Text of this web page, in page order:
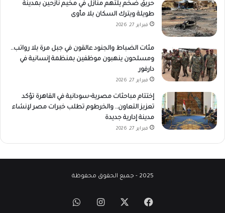
حريق ضخم يلتهم منازل في مخيم نازحين بمدينة
طويلة ويترك السكان بلا مأوى
فبراير 27, 2026
مئات الضباط والجنود عالقون في جبل مرة بلا رواتب..
ومسلحون ينهبون موظفين بمنظمة إنسانية في
دارفور
فبراير 27, 2026
إختتام مباحثات مصرية–سودانية في القاهرة تؤكد
تعزيز التعاون.. والخرطوم تطلب خبرات مصر لإنشاء
مدينة إدارية جديدة
فبراير 27, 2026
2025 - جميع الحقوق محفوظة
فيسبوك انستقرامواتساب